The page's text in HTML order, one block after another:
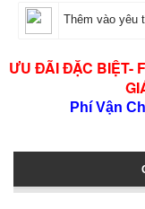
Thêm vào yêu
ƯU ĐÃI ĐẶC BIỆT-
Phí Vận